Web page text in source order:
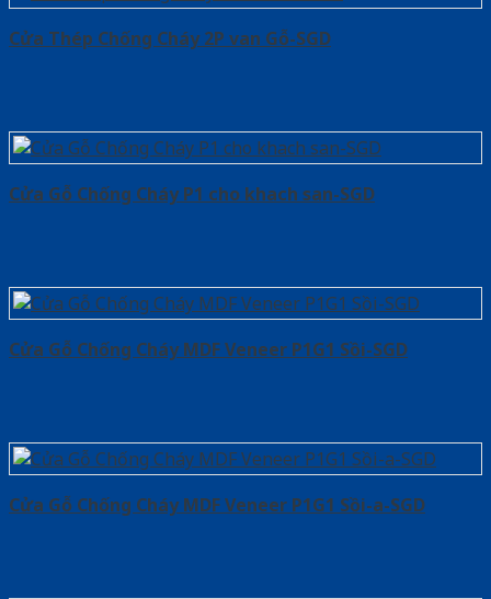
Cửa Thép Chống Cháy 2P van Gỗ-SGD
Cửa Gỗ Chống Cháy P1 cho khach san-SGD
Cửa Gỗ Chống Cháy MDF Veneer P1G1 Sồi-SGD
Cửa Gỗ Chống Cháy MDF Veneer P1G1 Sồi-a-SGD